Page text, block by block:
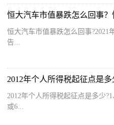
恒大汽车市值暴跌怎么回事？
恒大汽车市值暴跌怎么回事?2021
告...
2012年个人所得税起征点是
2012年个人所得税起征点是多少
或6...